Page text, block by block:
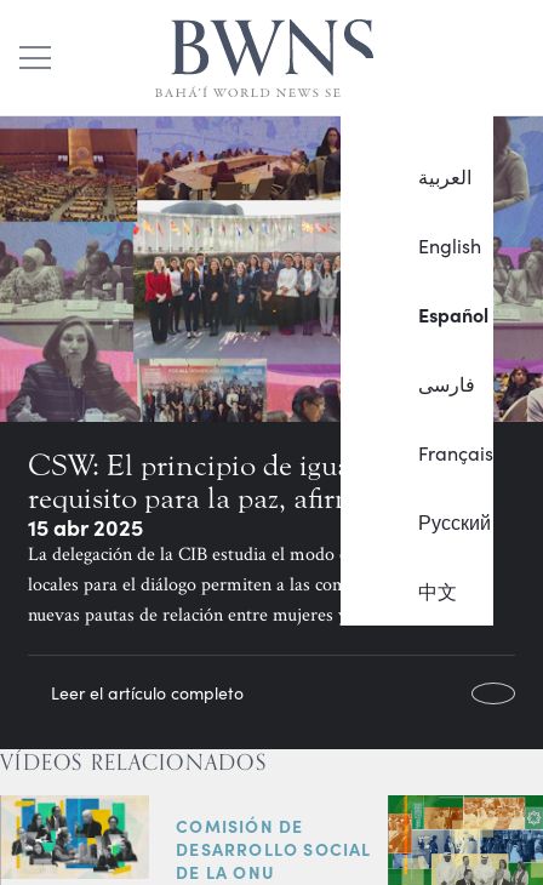
العربية
English
Español
فارسی
Français
Русский
中文
CSW: El principio de igualdad es un
requisito para la paz, afirma la CIB
15 abr 2025
La delegación de la CIB estudia el modo en que los espacios
locales para el diálogo permiten a las comunidades fomentar
nuevas pautas de relación entre mujeres y hombres.
Leer el artículo completo
VÍDEOS RELACIONADOS
COMISIÓN DE
DESARROLLO SOCIAL
DE LA ONU